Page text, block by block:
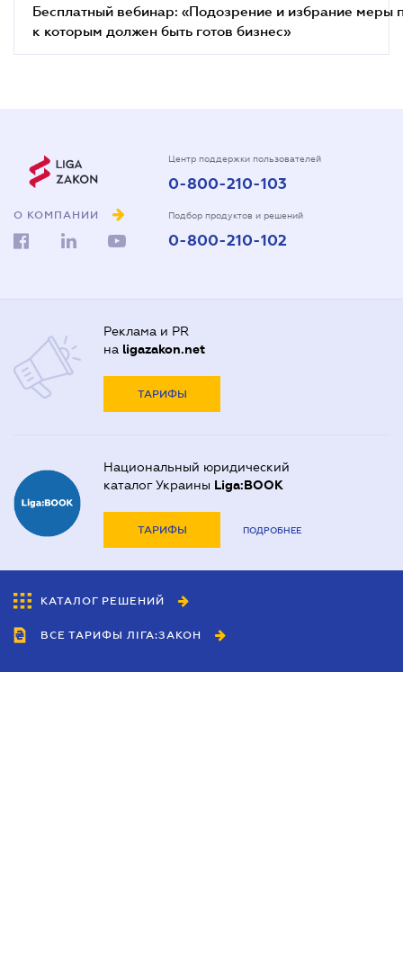
Бесплатный вебинар: «Подозрение и избрание меры
к которым должен быть готов бизнес»
О КОМПАНИИ
Центр поддержки пользователей
0-800-210-103
Подбор продуктов и решений
0-800-210-102
Реклама и PR
на ligazakon.net
ТАРИФЫ
Национальный юридический
каталог Украины Liga:BOOK
ТАРИФЫ ПОДРОБНЕЕ
КАТАЛОГ РЕШЕНИЙ
ВСЕ ТАРИФЫ ЛІГА:ЗАКОН